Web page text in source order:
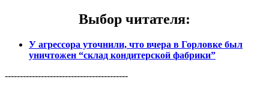
Выбор читателя:
У агрессора уточнили, что вчера в Горловке был
уничтожен “склад кондитерской фабрики”
-----------------------------------------